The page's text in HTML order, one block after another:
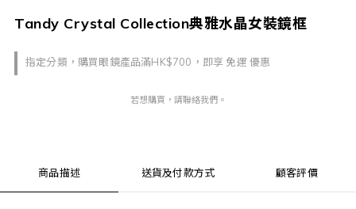
Tandy Crystal Collection典雅水晶女裝鏡框
指定分類，購買眼鏡產品滿HK$700，即享 免運 優惠
若想購買，請聯絡我們。
商品描述 送貨及付款方式 顧客評價